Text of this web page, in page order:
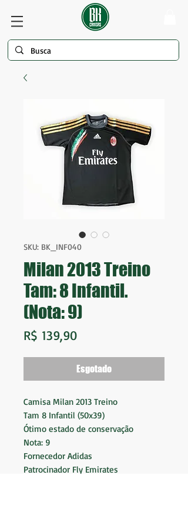
SKU: BK_INF040
Milan 2013 Treino
Tam: 8 Infantil.
(Nota: 9)
R$ 139,90Preço
Esgotado
Camisa Milan 2013 Treino
Tam 8 Infantil (50x39)
Ótimo estado de conservação
Nota: 9
Fornecedor Adidas
Patrocinador Fly Emirates